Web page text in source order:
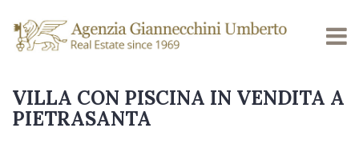
VILLA CON PISCINA IN VENDITA A
PIETRASANTA